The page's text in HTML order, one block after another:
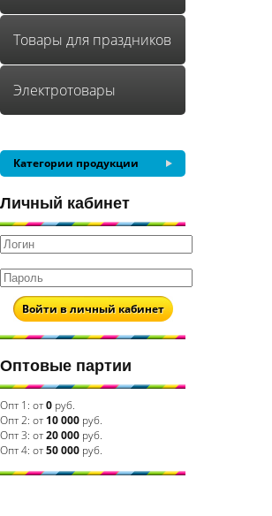
Товары для праздников
Электротовары
Категории продукции
Личный кабинет
Войти в личный кабинет
Оптовые партии
Опт 1: от0 руб.
Опт 2: от 10 000 руб.
Опт 3: от20 000 руб.
Опт 4: от50 000 руб.